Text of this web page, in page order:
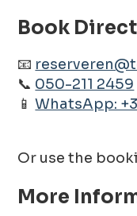
Book
📧
📞 050-211 2459
📱WhatsApp:
Or use the
More